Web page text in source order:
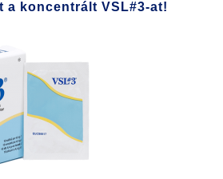
a koncentrált VSL#3-at!